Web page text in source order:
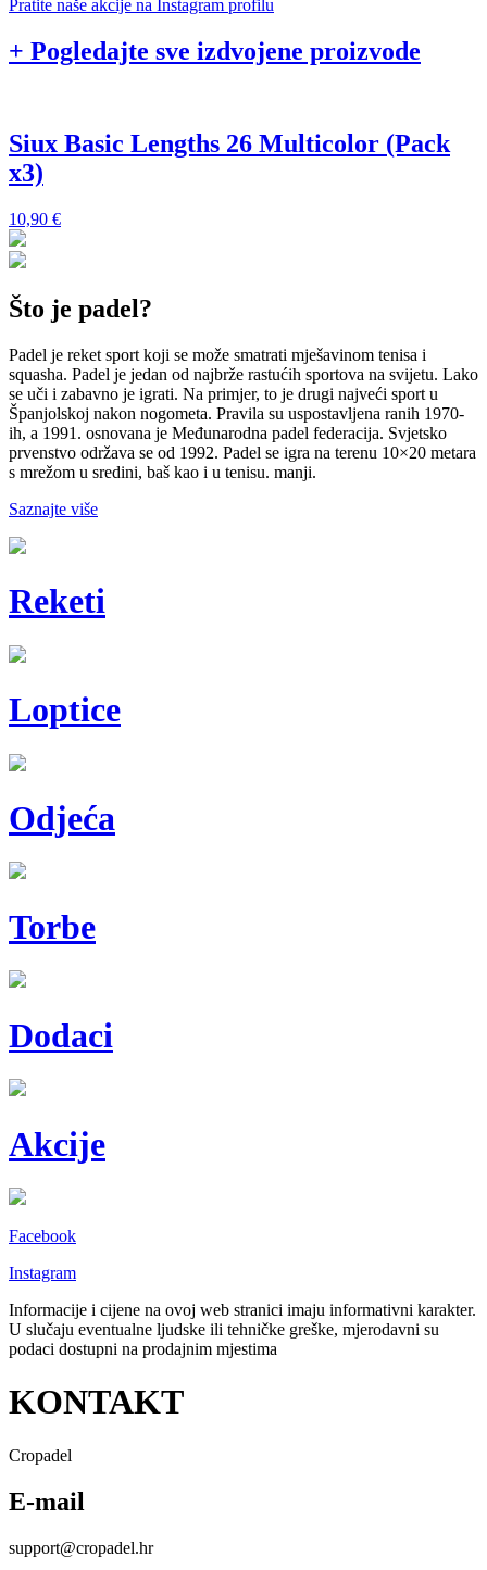
Pratite naše akcije na Instagram profilu
+ Pogledajte sve izdvojene proizvode
Siux Basic Lengths 26 Multicolor (Pack
x3)
10,90 €
Što je padel?
Padel je reket sport koji se može smatrati mješavinom tenisa i
squasha. Padel je jedan od najbrže rastućih sportova na svijetu. Lako
se uči i zabavno je igrati. Na primjer, to je drugi najveći sport u
Španjolskoj nakon nogometa. Pravila su uspostavljena ranih 1970-
ih, a 1991. osnovana je Međunarodna padel federacija. Svjetsko
prvenstvo održava se od 1992. Padel se igra na terenu 10×20 metara
s mrežom u sredini, baš kao i u tenisu. manji.
Saznajte više
Reketi
Loptice
Odjeća
Torbe
Dodaci
Akcije
Facebook
Instagram
Informacije i cijene na ovoj web stranici imaju informativni karakter.
U slučaju eventualne ljudske ili tehničke greške, mjerodavni su
podaci dostupni na prodajnim mjestima
KONTAKT
Cropadel
E-mail
support@cropadel.hr